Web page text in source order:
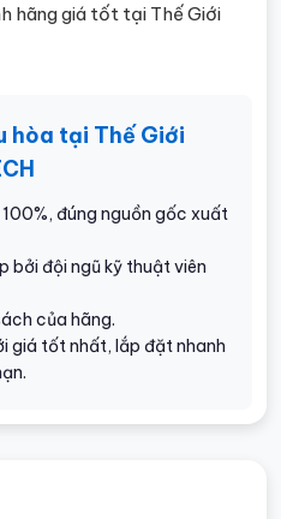
hãng giá tốt tại Thế Giới
hòa tại Thế Giới
đúng nguồn gốc xuất
bởi đội ngũ kỹ thuật viên
của hãng.
giá tốt nhất, lắp đặt nhanh